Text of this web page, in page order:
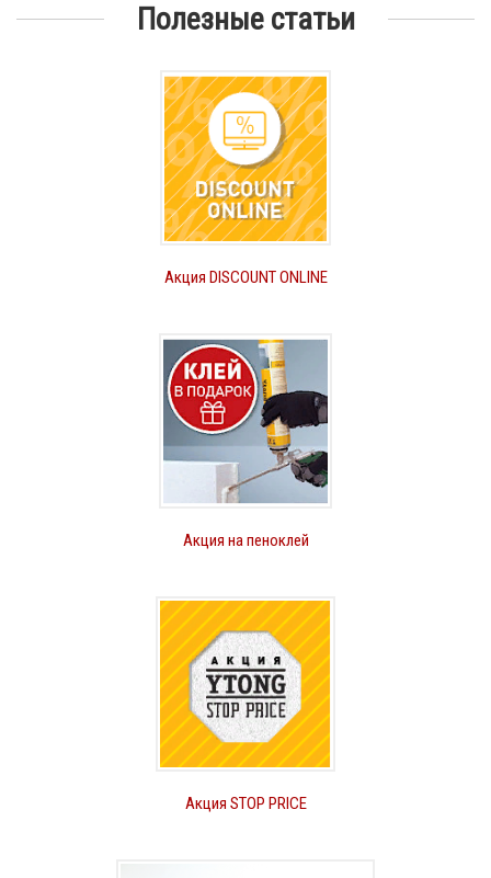
Полезные статьи
Акция DISCOUNT ONLINE
Акция на пеноклей
Акция STOP PRICE